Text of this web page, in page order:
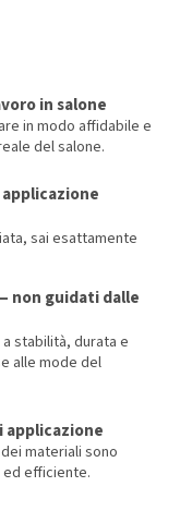
in salone
in modo affidabile e
del salone.
sai esattamente
non guidati dalle
stabilità, durata e
alle mode del
applicazione
materiali sono
efficiente.